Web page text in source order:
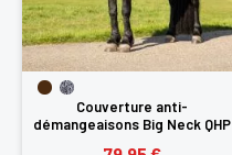
Couverture anti-
démangeaisons Big Neck QHP